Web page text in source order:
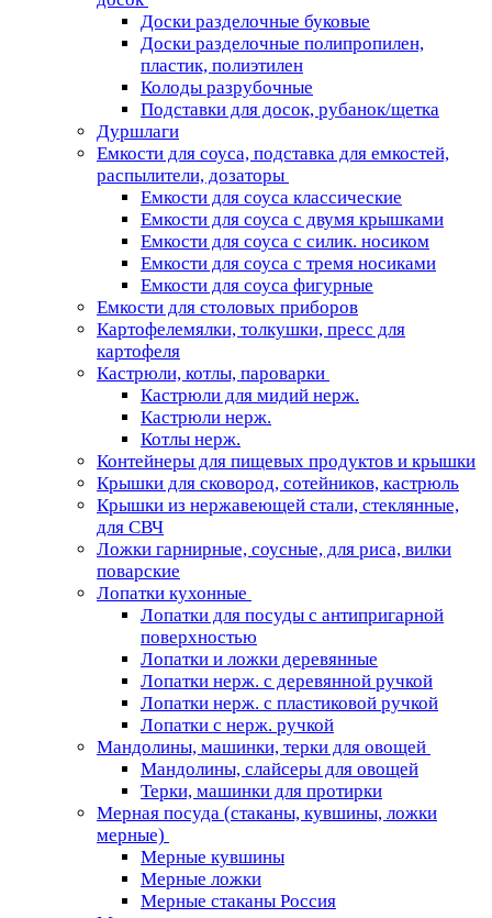
Доски разделочные буковые
Доски разделочные полипропилен,
пластик, полиэтилен
Колоды разрубочные
Подставки для досок, рубанок/щетка
Дуршлаги
Емкости для соуса, подставка для емкостей,
распылители, дозаторы
Емкости для соуса классические
Емкости для соуса с двумя крышками
Емкости для соуса с силик. носиком
Емкости для соуса с тремя носиками
Емкости для соуса фигурные
Емкости для столовых приборов
Картофелемялки, толкушки, пресс для
картофеля
Кастрюли, котлы, пароварки
Кастрюли для мидий нерж.
Кастрюли нерж.
Котлы нерж.
Контейнеры для пищевых продуктов и крышки
Крышки для сковород, сотейников, кастрюль
Крышки из нержавеющей стали, стеклянные,
для СВЧ
Ложки гарнирные, соусные, для риса, вилки
поварские
Лопатки кухонные
Лопатки для посуды с антипригарной
поверхностью
Лопатки и ложки деревянные
Лопатки нерж. с деревянной ручкой
Лопатки нерж. с пластиковой ручкой
Лопатки с нерж. ручкой
Мандолины, машинки, терки для овощей
Мандолины, слайсеры для овощей
Терки, машинки для протирки
Мерная посуда (стаканы, кувшины, ложки
мерные)
Мерные кувшины
Мерные ложки
Мерные стаканы Россия